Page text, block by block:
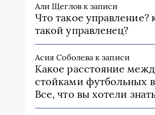
Али Щегловк записи
Что такое управление?
такой управленец?
Асия Соболева к записи
Какое расстояние
стойками футбольных
Все, что вы хотели